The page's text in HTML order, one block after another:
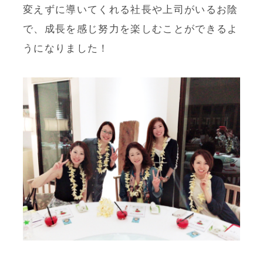
変えずに導いてくれる社長や上司がいるお陰
で、成長を感じ努力を楽しむことができるよ
うになりました！